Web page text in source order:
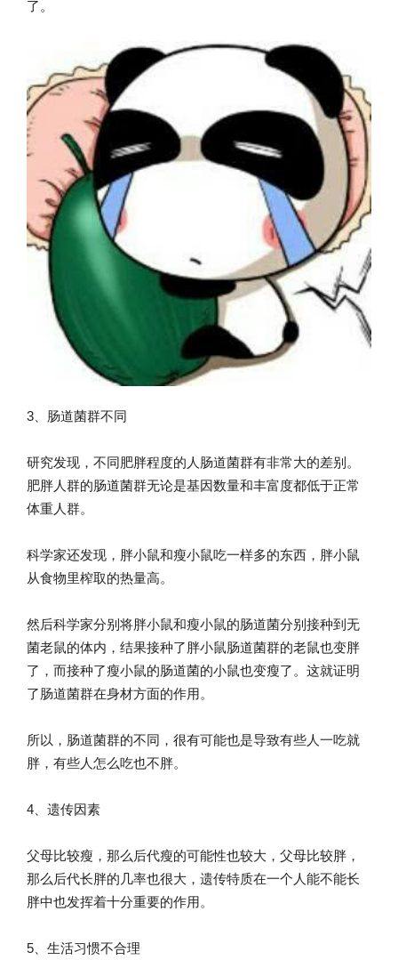
了。
3、肠道菌群不同
研究发现，不同肥胖程度的人肠道菌群有非常大的差别。
肥胖人群的肠道菌群无论是基因数量和丰富度都低于正常
体重人群。
科学家还发现，胖小鼠和瘦小鼠吃一样多的东西，胖小鼠
从食物里榨取的热量高。
然后科学家分别将胖小鼠和瘦小鼠的肠道菌分别接种到无
菌老鼠的体内，结果接种了胖小鼠肠道菌群的老鼠也变胖
了，而接种了瘦小鼠的肠道菌的小鼠也变瘦了。这就证明
了肠道菌群在身材方面的作用。
所以，肠道菌群的不同，很有可能也是导致有些人一吃就
胖，有些人怎么吃也不胖。
4、遗传因素
父母比较瘦，那么后代瘦的可能性也较大，父母比较胖，
那么后代长胖的几率也很大，遗传特质在一个人能不能长
胖中也发挥着十分重要的作用。
5、生活习惯不合理